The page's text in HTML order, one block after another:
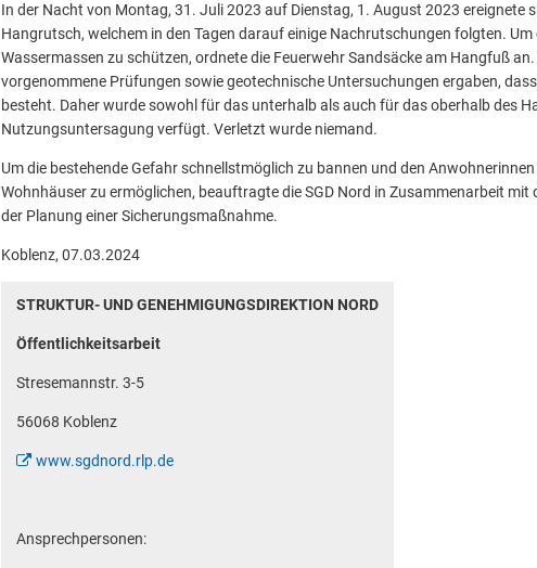
In der Nacht von Montag, 31. Juli 2023 auf Dienstag, 1. August 2023 ereignete
Hangrutsch, welchem in den Tagen darauf einige Nachrutschungen folgten.
Wassermassen zu schützen, ordnete die Feuerwehr Sandsäcke am Hangfuß
vorgenommene Prüfungen sowie geotechnische Untersuchungen ergaben,
besteht. Daher wurde sowohl für das unterhalb als auch für das oberhalb des
Nutzungsuntersagung verfügt. Verletzt wurde niemand.
Um die bestehende Gefahr schnellstmöglich zu bannen und den
Wohnhäuser zu ermöglichen, beauftragte die SGD Nord in Zusammenarbeit
der Planung einer Sicherungsmaßnahme.
Koblenz, 07.03.2024
STRUKTUR- UND GENEHMIGUNGSDIREKTION NORD
Öffentlichkeitsarbeit
Stresemannstr. 3-5
56068 Koblenz
www.sgdnord.rlp.de
Ansprechpersonen: